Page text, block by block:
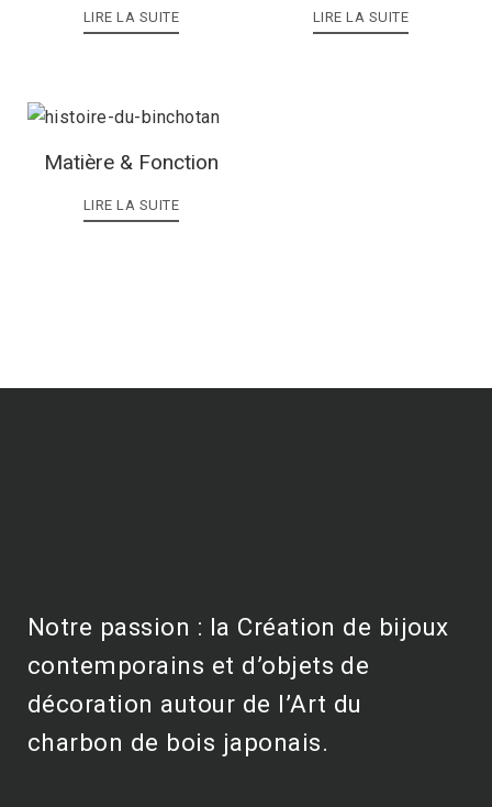
LIRE LA SUITE LIRE LA SUITE
Matière & Fonction
LIRE LA SUITE
Notre passion : la Création de bijoux
contemporains et d’objets de
décoration autour de l’Art du
charbon de bois japonais.